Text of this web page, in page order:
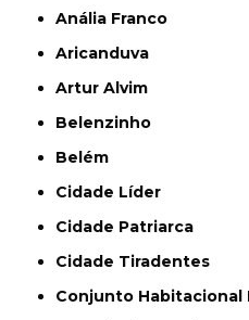
Anália Franco
Aricanduva
Artur Alvim
Belenzinho
Belém
Cidade Líder
Cidade Patriarca
Cidade Tiradentes
Conjunto